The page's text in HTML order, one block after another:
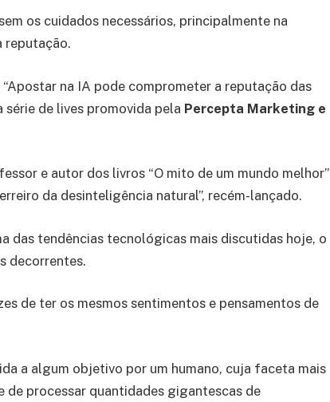
os cuidados necessários, principalmente na
reputação.
na IA pode comprometer a reputação das
de lives promovida pela Percepta Marketing e
e autor dos livros “O mito de um mundo melhor”
da desinteligência natural”, recém-lançado.
das tendências tecnológicas mais discutidas hoje, o
decorrentes.
de ter os mesmos sentimentos e pensamentos de
a algum objetivo por um humano, cuja faceta mais
de processar quantidades gigantescas de